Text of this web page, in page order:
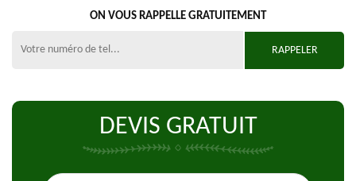
ON VOUS RAPPELLE GRATUITEMENT
DEVIS GRATUIT